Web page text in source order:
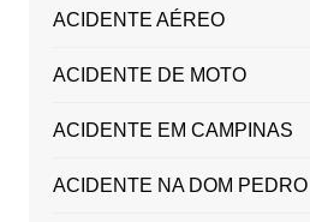
ACIDENTE AÉREO
ACIDENTE DE MOTO
ACIDENTE EM CAMPINAS
ACIDENTE NA DOM PEDRO